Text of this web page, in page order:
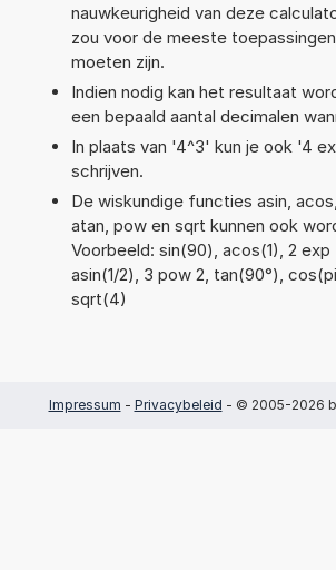
nauwkeurigheid van deze
zou voor de meeste
moeten zijn.
Indien nodig kan het resultaat
een bepaald aantal decimalen
In plaats van '4^3' kun je ook '4
schrijven.
De wiskundige functies asin,
atan, pow en sqrt kunnen ook
Voorbeeld: sin(90), acos(1), 2 exp
asin(1/2), 3 pow 2, tan(90°),
sqrt(4)
Impressum - Privacybeleid - © 2005-2026